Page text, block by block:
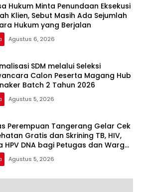
Hukum Minta Penundaan Eksekusi
Klien, Sebut Masih Ada Sejumlah
Hukum yang Berjalan
Agustus 6, 2026
SDM melalui Seleksi
Calon Peserta Magang Hub
Batch 2 Tahun 2026
Agustus 5, 2026
Perempuan Tangerang Gelar Cek
Gratis dan Skrining TB, HIV,
HPV DNA bagi Petugas dan Warga
Agustus 5, 2026